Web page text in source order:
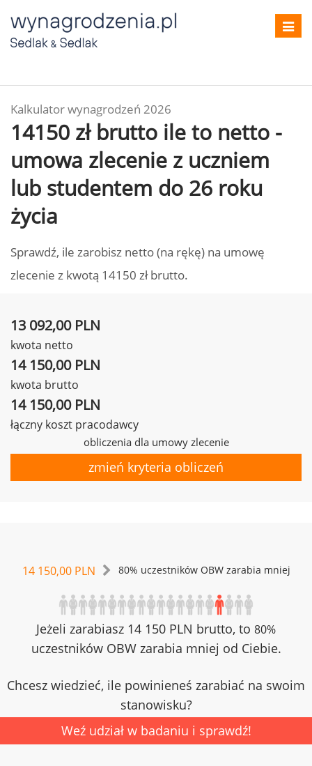
Kalkulator wynagrodzeń 2026
14150 zł brutto ile to netto -
umowa zlecenie z uczniem
lub studentem do 26 roku
życia
Sprawdź, ile zarobisz netto (na rękę) na umowę
zlecenie z kwotą 14150 zł brutto.
13 092,00 PLN
kwota netto
14 150,00 PLN
kwota brutto
14 150,00 PLN
łączny koszt pracodawcy
obliczenia dla umowy zlecenie
zmień kryteria obliczeń
14 150,00 PLN 80% uczestników OBW zarabia mniej
Jeżeli zarabiasz 14 150 PLN brutto, to 80%
uczestników OBW zarabia mniej od Ciebie.
Chcesz wiedzieć, ile powinieneś zarabiać na swoim
stanowisku?
Weź udział w badaniu i sprawdź!